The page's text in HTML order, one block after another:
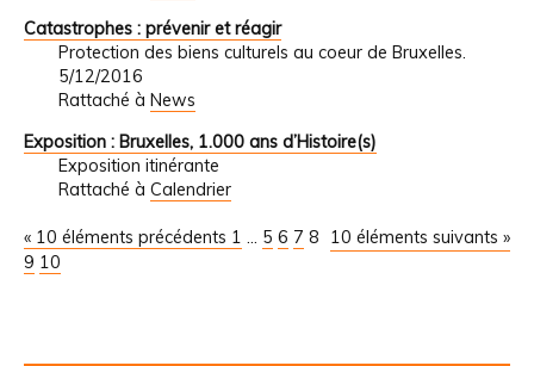
Catastrophes : prévenir et réagir
Protection des biens culturels au coeur de Bruxelles.
5/12/2016
Rattaché à News
Exposition : Bruxelles, 1.000 ans d’Histoire(s)
Exposition itinérante
Rattaché à Calendrier
« 10 éléments précédents 10 éléments suivants »
1 ... 5 6 7 8
9 10